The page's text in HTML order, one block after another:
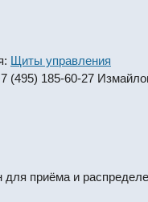
Щиты управления
(495) 185-60-27
приёма и